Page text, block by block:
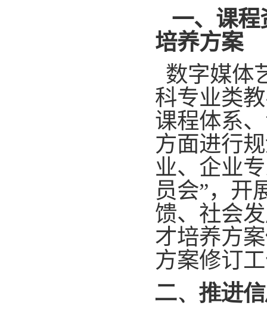
一、课
培养方案
数字媒体
科专业类
课程体系
方面进行
业、企业
员会”，开
馈、社会
才培养方
方案修订
二、推进